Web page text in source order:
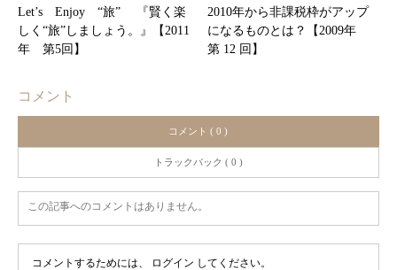
Let’s Enjoy “旅” 『賢く楽
しく“旅”しましょう。』【2011
年 第5回】
2010年から非課税枠がアップ
になるものとは？【2009年
第 12 回】
コメント
コメント ( 0 )
トラックバック ( 0 )
この記事へのコメントはありません。
コメントするためには、 ログイン してください。